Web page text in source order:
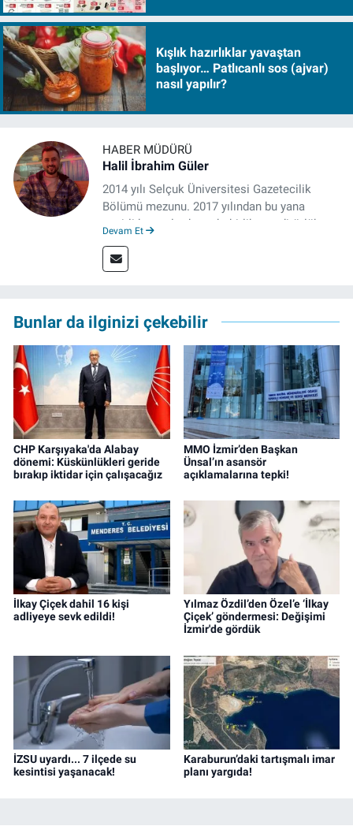
Kışlık hazırlıklar yavaştan
başlıyor… Patlıcanlı sos (ajvar)
nasıl yapılır?
HABER MÜDÜRÜ
Halil İbrahim Güler
2014 yılı Selçuk Üniversitesi Gazetecilik
Bölümü mezunu. 2017 yılından bu yana
çeşitli kurumlarda muhabirlik ve editörlük
müdürü olarak devam ediyor.
Devam Et
Bunlar da ilginizi çekebilir
CHP Karşıyaka'da Alabay
dönemi: Küskünlükleri geride
bırakıp iktidar için çalışacağız
MMO İzmir’den Başkan
Ünsal’ın asansör
açıklamalarına tepki!
İlkay Çiçek dahil 16 kişi
adliyeye sevk edildi!
Yılmaz Özdil’den Özel’e ‘İlkay
Çiçek’ göndermesi: Değişimi
İzmir'de gördük
İZSU uyardı... 7 ilçede su
kesintisi yaşanacak!
Karaburun’daki tartışmalı imar
planı yargıda!